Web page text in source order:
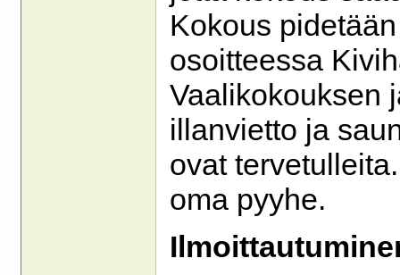
Kokous
osoitteessa
Vaalikokouksen
illanvietto ja
ovat
oma pyyhe.